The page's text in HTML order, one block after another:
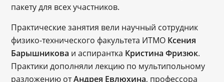
пакету для всех участников.
Практические занятия вели научный сотрудник
физико-технического факультета ИТМО Ксения
Барышникова и аспирантка Кристина Фризюк.
Практики дополняли лекцию по мультипольному
разложению отАндрея Евлюхина, профессора